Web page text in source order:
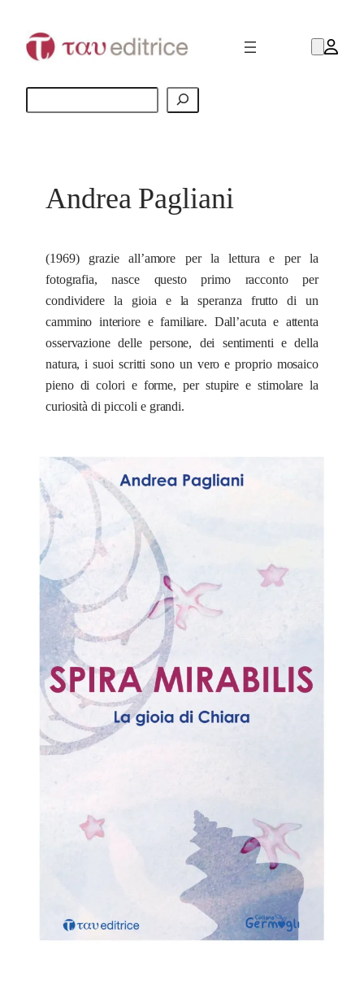
contenuto
Andrea Pagliani
(1969) grazie all’amore per la lettura e per la
fotografia, nasce questo primo racconto per
condividere la gioia e la speranza frutto di un
cammino interiore e familiare. Dall’acuta e attenta
osservazione delle persone, dei sentimenti e della
natura, i suoi scritti sono un vero e proprio mosaico
pieno di colori e forme, per stupire e stimolare la
curiosità di piccoli e grandi.